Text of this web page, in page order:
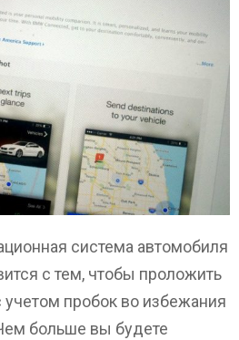
система автомобиля
с тем, чтобы проложить
пробок во избежания
больше вы будете